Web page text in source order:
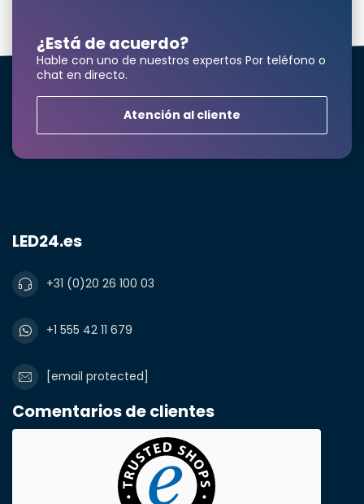
¿Está de acuerdo?
Hable con uno de nuestros expertos Por teléfono o
chat en directo.
Atención al cliente
LED24.es
+31 (0)20 26 100 03
+1 555 42 11 679
[email protected]
Comentarios de clientes